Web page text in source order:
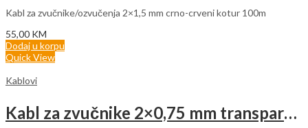
Kabl za zvučnike/ozvučenja 2×1,5 mm crno-crveni kotur 100m
55,00 KM
Dodaj u korpu
Quick View
Kablovi
Kabl za zvučnike 2×0,75 mm transparentno (rolna 100m)